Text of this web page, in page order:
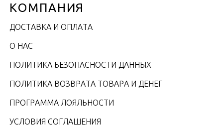
КОМПАНИЯ
ДОСТАВКА И ОПЛАТА
О НАС
ПОЛИТИКА БЕЗОПАСНОСТИ ДАННЫХ
ПОЛИТИКА ВОЗВРАТА ТОВАРА И ДЕНЕГ
ПРОГРАММА ЛОЯЛЬНОСТИ
УСЛОВИЯ СОГЛАШЕНИЯ